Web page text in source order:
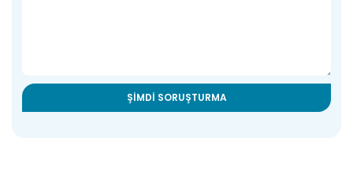
ŞIMDI SORUŞTURMA